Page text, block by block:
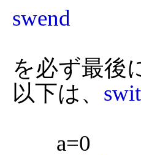
swend
を必ず最後
以下は、